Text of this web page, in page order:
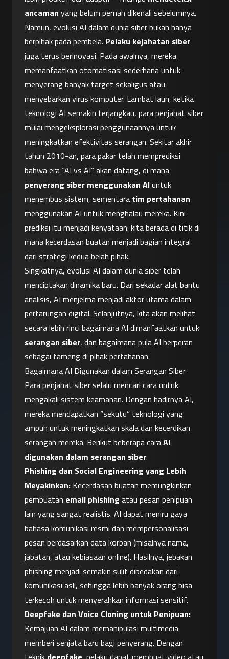
ancaman yang belum pernah dikenali sebelumnya.
Namun, evolusi AI dalam dunia siber bukan hanya
berpihak pada pembela. Pelaku kejahatan siber
juga terus berinovasi. Pada awalnya, mereka
memanfaatkan otomatisasi sederhana untuk
menyerang banyak target sekaligus atau
menyebarkan virus komputer. Lambat laun, ketika
teknologi AI semakin terjangkau, para penjahat siber
mulai mengeksplorasi penggunaannya untuk
meningkatkan efektivitas serangan. Sekitar akhir
tahun 2010-an, para pakar telah memprediksi
penyerang siber menggunakan AI untuk
menembus sistem, sementara tim pertahanan
menggunakan AI untuk menghalau mereka. Kini
prediksi itu menjadi kenyataan: kita berada di titik di
mana kecerdasan buatan menjadi bagian integral
dari strategi kedua belah pihak.
Singkatnya, evolusi AI dalam dunia siber telah
menciptakan dinamika baru. Dari sekadar alat bantu
analisis, AI menjelma menjadi aktor utama dalam
pertarungan digital. Selanjutnya, kita akan melihat
serangan siber, dan bagaimana pula AI berperan
sebagai tameng di pihak pertahanan.
Bagaimana AI Digunakan dalam Serangan Siber
Para penjahat siber selalu mencari cara untuk
mengakali sistem keamanan. Dengan hadirnya AI,
mereka mendapatkan “sekutu” teknologi yang
ampuh untuk meningkatkan skala dan kecerdikan
serangan mereka. Berikut beberapa cara AI
digunakan dalam serangan siber:
Phishing dan Social Engineering yang Lebih
Meyakinkan: Kecerdasan buatan memungkinkan
pembuatan email phishing atau pesan penipuan
lain yang sangat realistis. AI dapat meniru gaya
bahasa komunikasi resmi dan mempersonalisasi
pesan berdasarkan data korban (misalnya nama,
jabatan, atau kebiasaan online). Hasilnya, jebakan
phishing menjadi semakin sulit dibedakan dari
komunikasi asli, sehingga lebih banyak orang bisa
terkecoh untuk menyerahkan informasi sensitif.
Deepfake dan Voice Cloning untuk Penipuan:
Kemajuan AI dalam memanipulasi multimedia
memberi senjata baru bagi penyerang. Dengan